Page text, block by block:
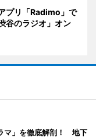
プリ「Radimo」で
谷のラジオ」オン
マ」を徹底解剖！ 地下